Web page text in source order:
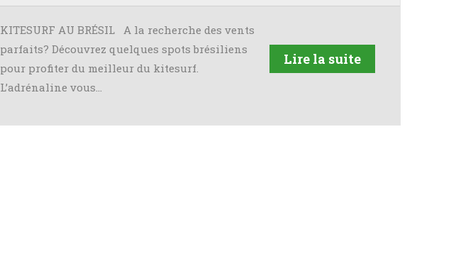
KITESURF AU BRÉSIL A la recherche des vents
parfaits? Découvrez quelques spots brésiliens
pour profiter du meilleur du kitesurf.
L’adrénaline vous…
Lire la suite